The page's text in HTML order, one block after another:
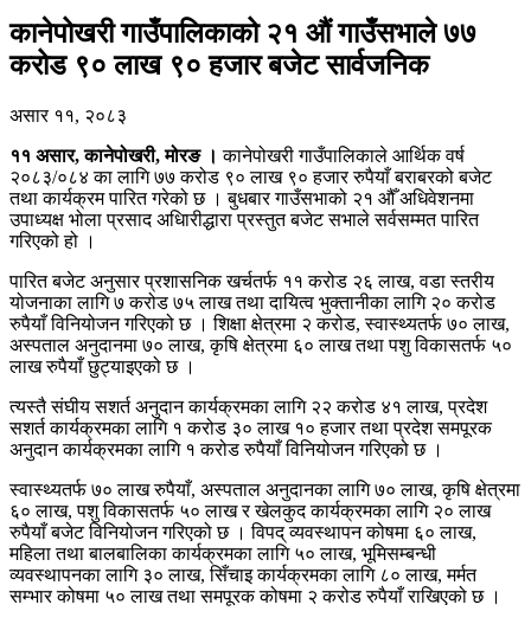
कानेपोखरी गाउँपालिकाको २१ औं गाउँसभाले ७७
करोड ९० लाख ९० हजार बजेट सार्वजनिक
असार ११, २०८३
११ असार, कानेपोखरी, मोरङ । कानेपोखरी गाउँपालिकाले आर्थिक वर्ष
२०८३/०८४ का लागि ७७ करोड ९० लाख ९० हजार रुपैयाँ बराबरको बजेट
तथा कार्यक्रम पारित गरेको छ । बुधबार गाउँसभाको २१ औँ अधिवेशनमा
उपाध्यक्ष भोला प्रसाद अधिारीद्धारा प्रस्तुत बजेट सभाले सर्वसम्मत पारित
गरिएको हो ।
पारित बजेट अनुसार प्रशासनिक खर्चतर्फ ११ करोड २६ लाख, वडा स्तरीय
योजनाका लागि ७ करोड ७५ लाख तथा दायित्व भुक्तानीका लागि २० करोड
रुपैयाँ विनियोजन गरिएको छ । शिक्षा क्षेत्रमा २ करोड, स्वास्थ्यतर्फ ७० लाख,
अस्पताल अनुदानमा ७० लाख, कृषि क्षेत्रमा ६० लाख तथा पशु विकासतर्फ ५०
लाख रुपैयाँ छुट्याइएको छ ।
त्यस्तै संघीय सशर्त अनुदान कार्यक्रमका लागि २२ करोड ४१ लाख, प्रदेश
सशर्त कार्यक्रमका लागि १ करोड ३० लाख १० हजार तथा प्रदेश समपूरक
अनुदान कार्यक्रमका लागि १ करोड रुपैयाँ विनियोजन गरिएको छ ।
स्वास्थ्यतर्फ ७० लाख रुपैयाँ, अस्पताल अनुदानका लागि ७० लाख, कृषि क्षेत्रमा
६० लाख, पशु विकासतर्फ ५० लाख र खेलकुद कार्यक्रमका लागि २० लाख
रुपैयाँ बजेट विनियोजन गरिएको छ । विपद् व्यवस्थापन कोषमा ६० लाख,
महिला तथा बालबालिका कार्यक्रमका लागि ५० लाख, भूमिसम्बन्धी
व्यवस्थापनका लागि ३० लाख, सिँचाइ कार्यक्रमका लागि ८० लाख, मर्मत
सम्भार कोषमा ५० लाख तथा समपूरक कोषमा २ करोड रुपैयाँ राखिएको छ ।